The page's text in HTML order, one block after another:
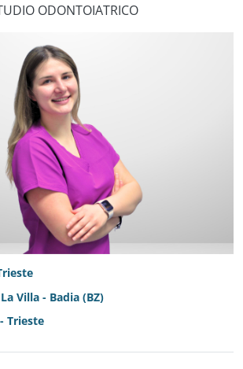
ODONTOIATRICO
Villa - Badia (BZ)
Trieste